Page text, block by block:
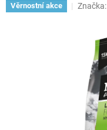
Věrnostní akce Značka: